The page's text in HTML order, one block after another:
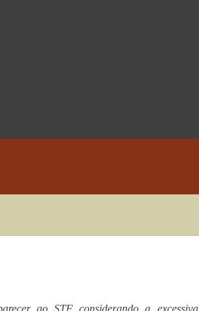
ao STF considerando a excessiva